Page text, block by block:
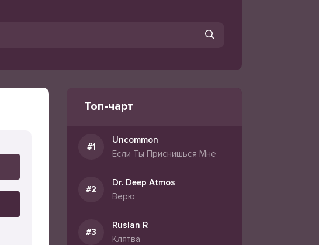
Топ-чарт
Uncommon
Если Ты Приснишься Мне
Dr. Deep Atmos
Верю
Ruslan R
Клятва